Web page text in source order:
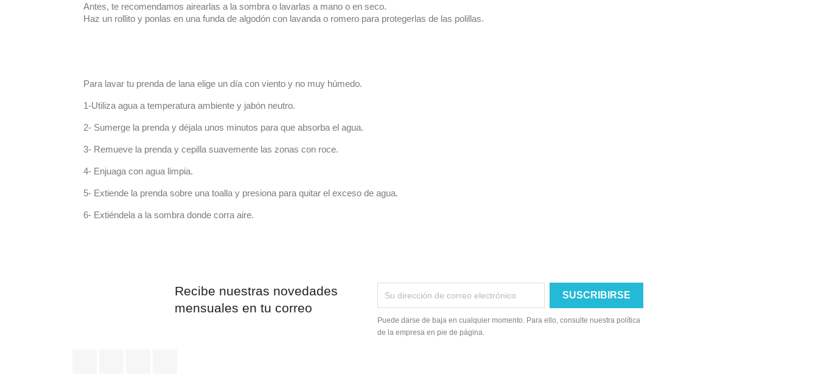
Antes, te recomendamos airearlas a la sombra o lavarlas a mano o en seco.
Haz un rollito y ponlas en una funda de algodón con lavanda o romero para protegerlas de las polillas.
Para lavar tu prenda de lana elige un día con viento y no muy húmedo.
1-Utiliza agua a temperatura ambiente y jabón neutro.
2- Sumerge la prenda y déjala unos minutos para que absorba el agua.
3- Remueve la prenda y cepilla suavemente las zonas con roce.
4- Enjuaga con agua limpia.
5- Extiende la prenda sobre una toalla y presiona para quitar el exceso de agua.
6- Extiéndela a la sombra donde corra aire.
Recibe nuestras novedades
mensuales en tu correo
Puede darse de baja en cualquier momento. Para ello, consulte nuestra política
de la empresa en pie de página.